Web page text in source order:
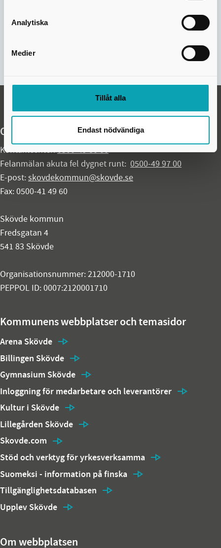
Analytiska
Medier
Tillåt alla
Endast nödvändiga
Sidan uppdaterades:
Nej
Organisationsuppgifter
Kontaktcenter:0500-49 80 00
Felanmälan akuta fel dygnet runt: 0500-49 97 00
E-post:skovdekommun@skovde.se
Fax: 0500-41 49 60
Skövde kommun
Fredsgatan 4
541 83 Skövde
Organisationsnummer: 212000-1710
PEPPOL ID: 0007:2120001710
Kommunens webbplatser och temasidor
Arena Skövde
Billingen Skövde
Gymnasium Skövde
Inloggning för medarbetare och leverantörer
Kultur i Skövde
Lillegården Skövde
Skovde.com
Stöd och verktyg för yrkesverksamma
Suomeksi - information på finska
Tillgänglighetsdatabasen
Upplev Skövde
Om webbplatsen